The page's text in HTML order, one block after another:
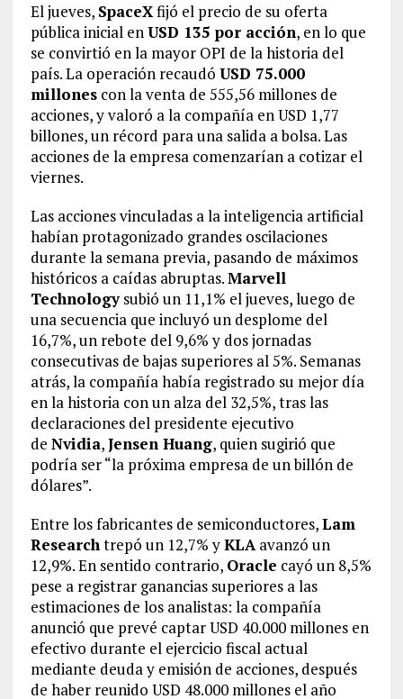
El jueves, SpaceXfijó el precio de su oferta
pública inicial enUSD 135 por acción, en lo que
se convirtió en la mayor OPI de la historia del
país. La operación recaudó USD 75.000
millonescon la venta de 555,56 millones de
acciones, y valoró a la compañía en USD 1,77
billones, un récord para una salida a bolsa. Las
acciones de la empresa comenzarían a cotizar el
viernes.
Las acciones vinculadas a la inteligencia artificial
habían protagonizado grandes oscilaciones
durante la semana previa, pasando de máximos
históricos a caídas abruptas.Marvell
Technologysubió un 11,1% el jueves, luego de
una secuencia que incluyó un desplome del
16,7%, un rebote del 9,6% y dos jornadas
consecutivas de bajas superiores al 5%. Semanas
atrás, la compañía había registrado su mejor día
en la historia con un alza del 32,5%, tras las
declaraciones del presidente ejecutivo
de Nvidia,Jensen Huang, quien sugirió que
podría ser “la próxima empresa de un billón de
dólares”.
Entre los fabricantes de semiconductores,Lam
Researchtrepó un 12,7% yKLAavanzó un
12,9%. En sentido contrario, Oracle cayó un 8,5%
pese a registrar ganancias superiores a las
estimaciones de los analistas: la compañía
anunció que prevé captar USD 40.000 millones en
efectivo durante el ejercicio fiscal actual
mediante deuda y emisión de acciones, después
de haber reunido USD 48.000 millones el año